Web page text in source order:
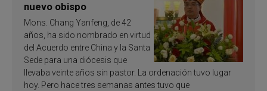
nuevo obispo
Mons. Chang Yanfeng, de 42
años, ha sido nombrado en virtud
del Acuerdo entre China y la Santa
Sede para una diócesis que
llevaba veinte años sin pastor. La ordenación tuvo lugar
hoy. Pero hace tres semanas antes tuvo que